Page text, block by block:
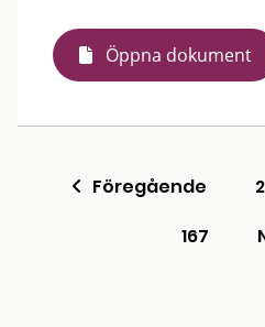
Öppna dokument
Föregående 2
167